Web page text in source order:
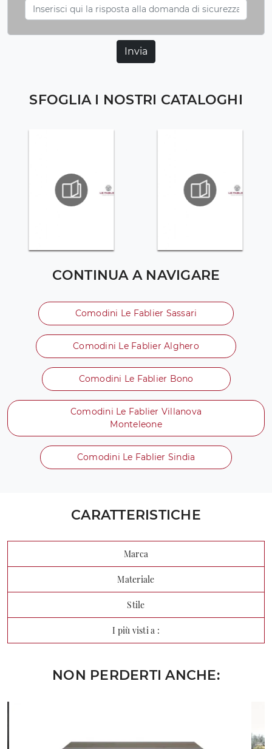
SFOGLIA I NOSTRI CATALOGHI
CONTINUA A NAVIGARE
Comodini Le Fablier Sassari
Comodini Le Fablier Alghero
Comodini Le Fablier Bono
Comodini Le Fablier Villanova
Monteleone
Comodini Le Fablier Sindia
Invia
CARATTERISTICHE
Marca
Materiale
Stile
I più visti a :
NON PERDERTI ANCHE: